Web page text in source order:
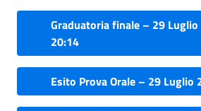
Graduatoria finale – 29
20:14
Esito Prova Orale – 29 Luglio